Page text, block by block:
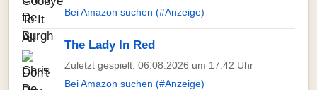
Bei Amazon suchen (#Anzeige)
The Lady In Red
Zuletzt gespielt: 06.08.2026 um 17:42 Uhr
Bei Amazon suchen (#Anzeige)